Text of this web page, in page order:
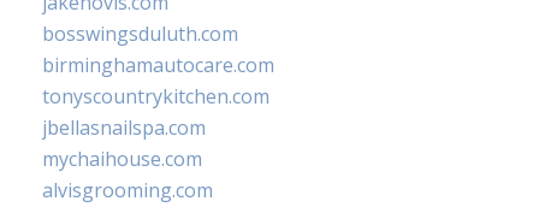
bosswingsduluth.com
birminghamautocare.com
tonyscountrykitchen.com
jbellasnailspa.com
mychaihouse.com
alvisgrooming.com